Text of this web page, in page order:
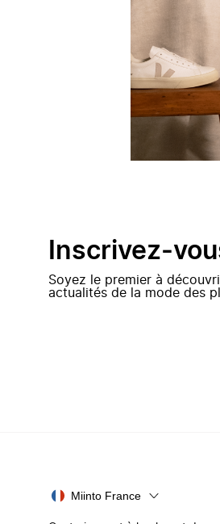
Inscrivez-
Soyez le premier à
actualités de la mode des
Miinto France